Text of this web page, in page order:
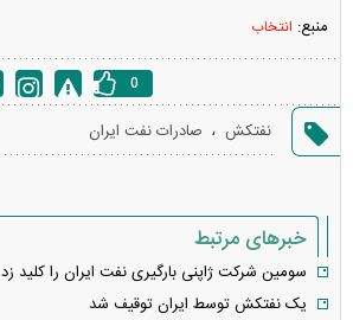
منبع: انتخاب
خطا
0
نفتکش ، صادرات نفت ایران
خبرهای مرتبط
سومین شرکت ژاپنی بارگیری نفت ایران را کلید زد
یک نفتکش توسط ایران توقیف شد